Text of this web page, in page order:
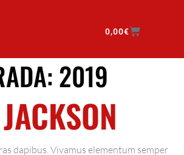
0,00€
2019
dapibus. Vivamus elementum semper